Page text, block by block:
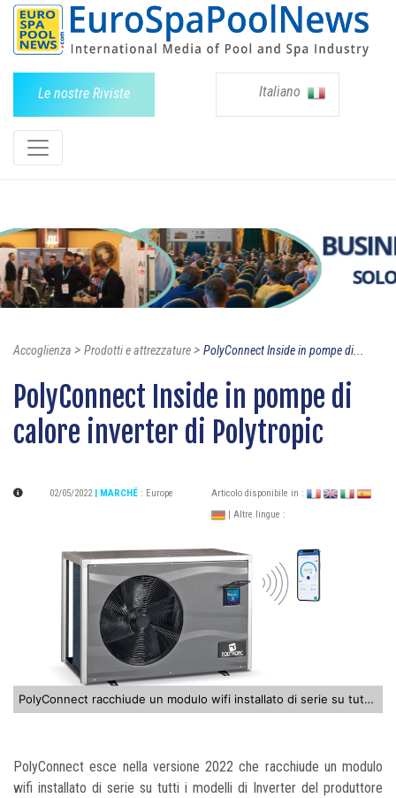
Le nostre Riviste Italiano
Accoglienza > Prodotti e attrezzature> PolyConnect Inside in pompe di...
PolyConnect Inside in pompe di
calore inverter di Polytropic
02/05/2022 | MARCHÉ : Europe
Articolo disponibile in :
| Altre lingue :
PolyConnect racchiude un modulo wifi installato di serie su tutti i modelli di Inverter
PolyConnect esce nella versione 2022 che racchiude un modulo
wifi installato di serie su tutti i modelli di Inverter del produttore